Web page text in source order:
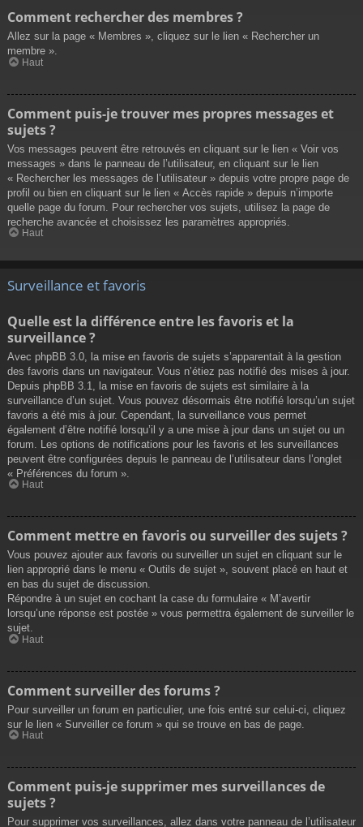
Comment rechercher des membres ?
Allez sur la page « Membres », cliquez sur le lien « Rechercher un
membre ».
Haut
Comment puis-je trouver mes propres messages et
sujets ?
Vos messages peuvent être retrouvés en cliquant sur le lien « Voir vos
messages » dans le panneau de l’utilisateur, en cliquant sur le lien
« Rechercher les messages de l’utilisateur » depuis votre propre page de
profil ou bien en cliquant sur le lien « Accès rapide » depuis n’importe
quelle page du forum. Pour rechercher vos sujets, utilisez la page de
recherche avancée et choisissez les paramètres appropriés.
Haut
Surveillance et favoris
Quelle est la différence entre les favoris et la
surveillance ?
Avec phpBB 3.0, la mise en favoris de sujets s’apparentait à la gestion
des favoris dans un navigateur. Vous n’étiez pas notifié des mises à jour.
Depuis phpBB 3.1, la mise en favoris de sujets est similaire à la
surveillance d’un sujet. Vous pouvez désormais être notifié lorsqu’un sujet
favoris a été mis à jour. Cependant, la surveillance vous permet
également d’être notifié lorsqu’il y a une mise à jour dans un sujet ou un
forum. Les options de notifications pour les favoris et les surveillances
peuvent être configurées depuis le panneau de l’utilisateur dans l’onglet
« Préférences du forum ».
Haut
Comment mettre en favoris ou surveiller des sujets ?
Vous pouvez ajouter aux favoris ou surveiller un sujet en cliquant sur le
lien approprié dans le menu « Outils de sujet », souvent placé en haut et
en bas du sujet de discussion.
Répondre à un sujet en cochant la case du formulaire « M’avertir
lorsqu’une réponse est postée » vous permettra également de surveiller le
sujet.
Haut
Comment surveiller des forums ?
Pour surveiller un forum en particulier, une fois entré sur celui-ci, cliquez
sur le lien « Surveiller ce forum » qui se trouve en bas de page.
Haut
Comment puis-je supprimer mes surveillances de
sujets ?
Pour supprimer vos surveillances, allez dans votre panneau de l’utilisateur